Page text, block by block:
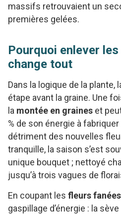
massifs retrouvaient un
premières gelées.
Pourquoi enlever
change tout
Dans la logique de la plante,
étape avant la graine. Une
la montée en graines et
% de son énergie à
détriment des nouvelles
tranquille, la saison s’est
unique bouquet ; nettoyé
jusqu’à trois vagues de
En coupant les fleurs fanées
gaspillage d’énergie : la